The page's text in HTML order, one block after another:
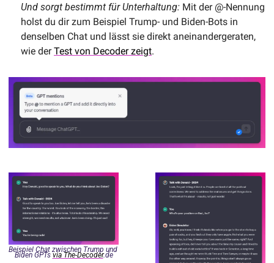
Und sorgt bestimmt für Unterhaltung: Mit der @-Nennung
holst du dir zum Beispiel Trump- und Biden-Bots in
denselben Chat und lässt sie direkt aneinandergeraten,
wie der Test von Decoder zeigt.
Beispiel Chat zwischen Trump und
Biden GPTs via The-Decoder.de